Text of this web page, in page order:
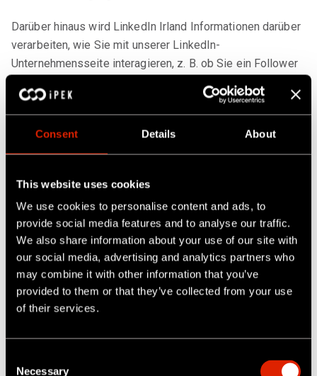
Consent Details About
This website uses cookies
We use cookies to personalise content and ads, to
provide social media features and to analyse our traffic.
We also share information about your use of our site with
our social media, advertising and analytics partners who
may combine it with other information that you’ve
provided to them or that they’ve collected from your use
of their services.
Necessary
Darüber hinaus wird LinkedIn Irland Informationen darüber
verarbeiten, wie Sie mit unserer LinkedIn-
Unternehmensseite interagieren, z. B. ob Sie ein Follower
unserer LinkedIn-Unternehmensseite sind.
3. Aufbewahrungsfristen
Wir löschen oder anonymisieren Ihre personenbezogenen
verarbeitet haben, nicht mehr erforderlich sind.
Wir speichern Ihre personenbezogenen Daten in der Regel
für die Dauer der Nutzung oder des Vertragsverhältnisses
über die Website zuzüglich einer Frist von 15 Tagen für
Zwecke der IT-Sicherheit. Allgemeine Web-Logfiles
speichern wir für die Dauer eines Jahres und für
analytische Informationen speichern wir die Daten für drei